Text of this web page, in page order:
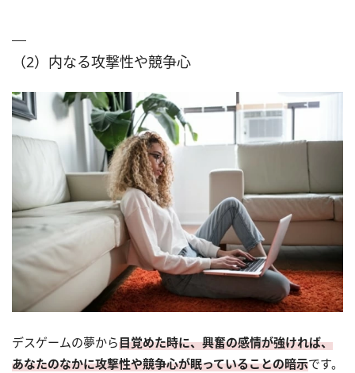
（2）内なる攻撃性や競争心
デスゲームの夢から目覚めた時に、興奮の感情が強ければ、
あなたのなかに攻撃性や競争心が眠っていることの暗示です。